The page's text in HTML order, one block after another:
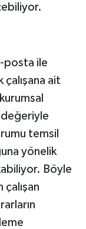
posta ile
çalışana ait
değeriyle
temsil
yönelik
Böyle